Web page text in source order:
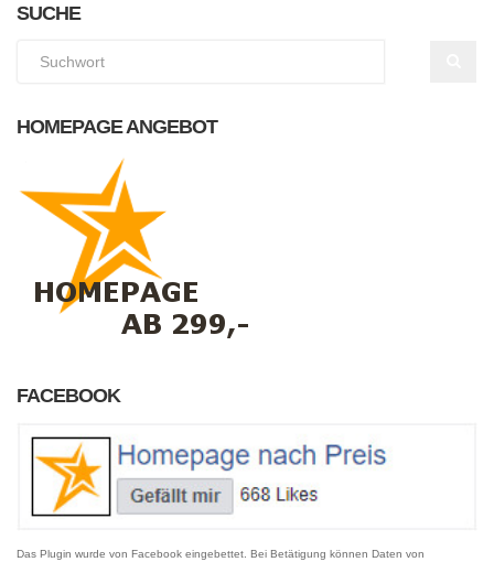
SUCHE
HOMEPAGE ANGEBOT
FACEBOOK
Das Plugin wurde von Facebook eingebettet. Bei Betätigung können Daten von